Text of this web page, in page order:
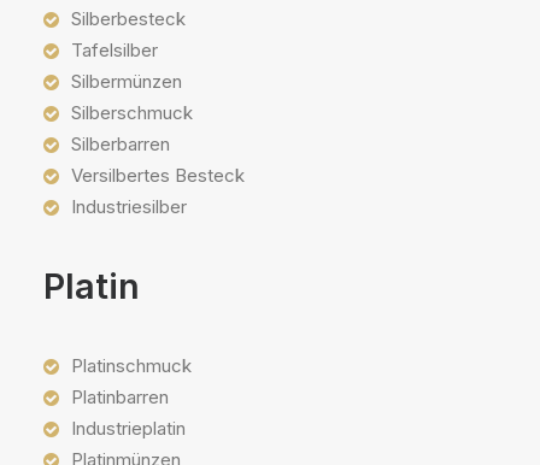
Silberbesteck
Tafelsilber
Silbermünzen
Silberschmuck
Silberbarren
Versilbertes Besteck
Industriesilber
Platin
Platinschmuck
Platinbarren
Industrieplatin
Platinmünzen